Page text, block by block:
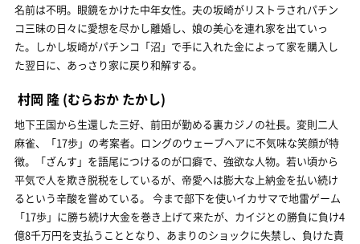
名前は不明。眼鏡をかけた中年女性。夫の坂崎がリストラされパチン
コ三昧の日々に愛想を尽かし離婚し、娘の美心を連れ家を出ていっ
た。しかし坂崎がパチンコ「沼」で手に入れた金によって家を購入し
た翌日に、あっさり家に戻り和解する。
村岡 隆 (むらおか たかし)
地下王国から生還した三好、前田が勤める裏カジノの社長。変則二人
麻雀、「17歩」の考案者。ロングのウェーブヘアに不気味な笑顔が特
徴。「ざんす」を語尾につけるのが口癖で、強欲な人物。若い頃から
平気で人を欺き脱税をしているが、帝愛へは膨大な上納金を払い続け
るという辛酸を嘗めている。 今まで部下を使いイカサマで地雷ゲーム
「17歩」に勝ち続け大金を巻き上げて来たが、カイジとの勝負に負け4
億8千万円を支払うこととなり、あまりのショックに失禁し、負けた責